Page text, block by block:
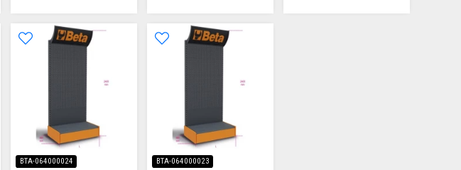
BTA-064000024 BTA-064000023